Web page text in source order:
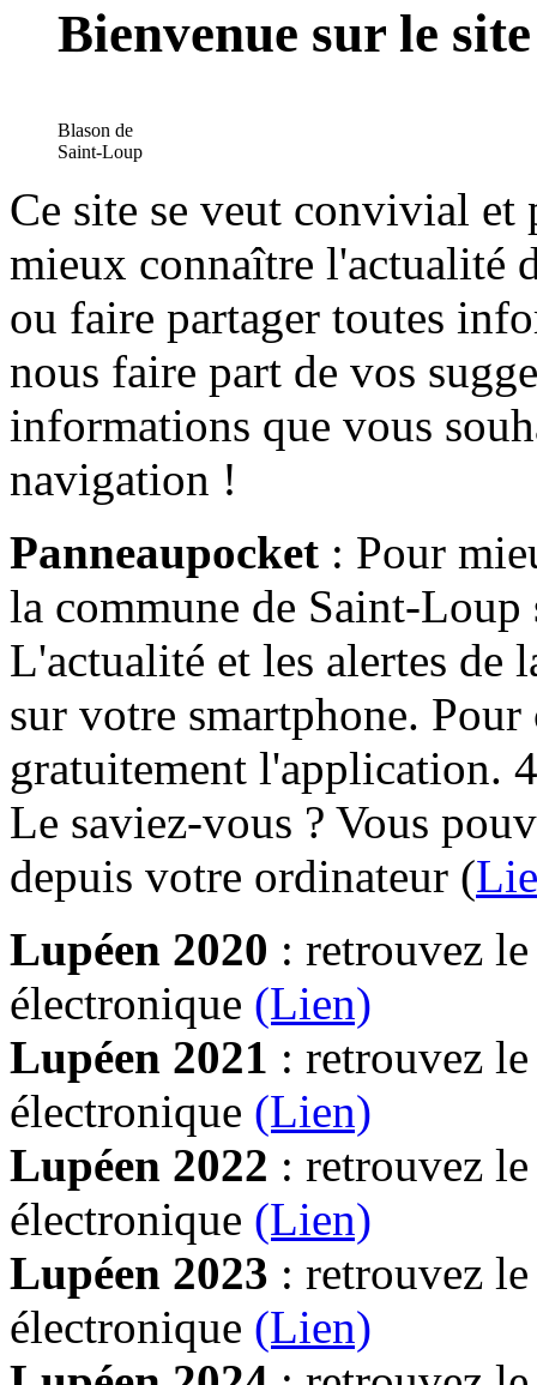
Bienvenue sur le
Blason de
Saint-Loup
Ce site se veut convivial et
mieux connaître l'actualité
ou faire partager toutes
nous faire part de vos
informations que vous
navigation !
Panneaupocket : Pour
la commune de Saint-Loup
L'actualité et les alertes de
sur votre smartphone.
gratuitement l'application.
Le saviez-vous ? Vous
depuis votre ordinateur (
Lupéen 2020 : retrouvez
électronique (Lien)
Lupéen 2021 : retrouvez
électronique (Lien)
Lupéen 2022 : retrouvez
électronique (Lien)
Lupéen 2023 : retrouvez
électronique (Lien)